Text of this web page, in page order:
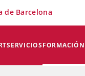
SERVICIOSFORMACIÓN
de Barcelona